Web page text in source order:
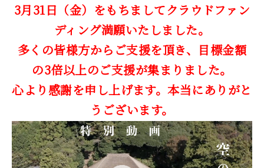
3月31日（金）をもちましてクラウドファン
ディング満願いたしました。
多くの皆様方からご支援を頂き、目標金額
の3倍以上のご支援が集まりました。
心より感謝を申し上げます。本当にありがと
うございます。